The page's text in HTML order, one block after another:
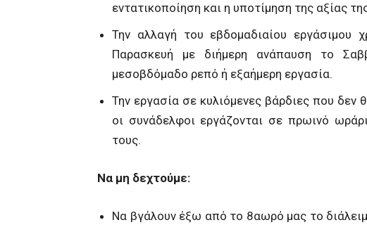
εντατικοποίηση και η υποτίμηση της αξίας
Την αλλαγή του εβδομαδιαίου εργάσιμου
Παρασκευή με διήμερη ανάπαυση το
μεσοβδόμαδο ρεπό ή εξαήμερη εργασία.
Την εργασία σε κυλιόμενες βάρδιες που
οι συνάδελφοι εργάζονται σε πρωινό
τους.
Να μη δεχτούμε:
Να βγάλουν έξω από το 8αωρό μας το